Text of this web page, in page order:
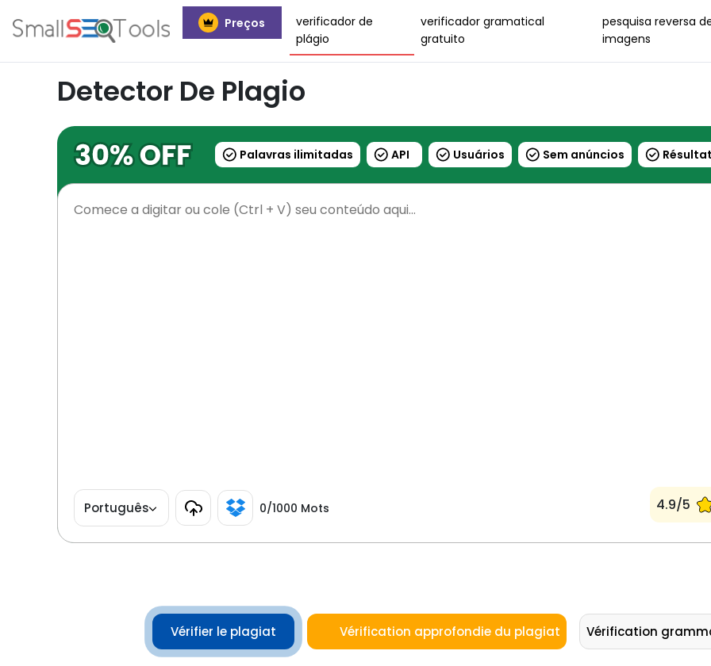
Preços
verificador de
plágio
verificador gramatical
gratuito
pesquisa reversa
imagens
Detector De Plagio
Palavras ilimitadas API Usuários Sem anúncios
Português 0/1000 Mots 4.9/5
Vérifier le plagiat Vérification approfondie du plagiat Vérification